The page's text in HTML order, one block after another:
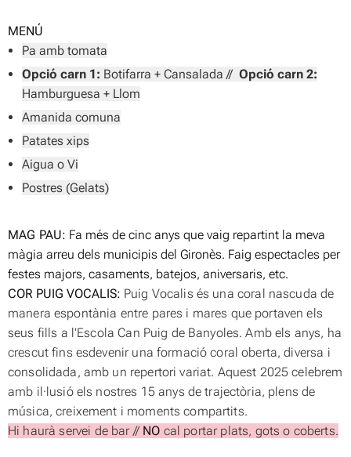
MENÚ
Pa amb tomata
Opció carn 1: Botifarra + Cansalada // Opció carn 2:
Hamburguesa + Llom
Amanida comuna
Patates xips
Aigua o Vi
Postres (Gelats)
MAG PAU: Fa més de cinc anys que vaig repartint la meva
màgia arreu dels municipis del Gironès. Faig espectacles per
festes majors, casaments, batejos, aniversaris, etc.
COR PUIG VOCALIS: Puig Vocalis és una coral nascuda de
manera espontània entre pares i mares que portaven els
seus fills a l'Escola Can Puig de Banyoles. Amb els anys, ha
crescut fins esdevenir una formació coral oberta, diversa i
consolidada, amb un repertori variat. Aquest 2025 celebrem
amb il·lusió els nostres 15 anys de trajectòria, plens de
música, creixement i moments compartits.
Hi haurà servei de bar // NO cal portar plats, gots o coberts.